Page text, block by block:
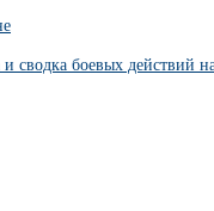
сводка боевых действий